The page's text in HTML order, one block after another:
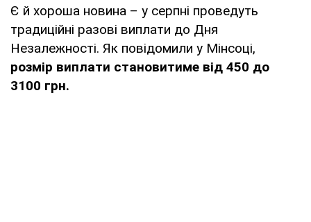
Є й хороша новина – у серпні проведуть
традиційні разові виплати до Дня
Незалежності. Як повідомили у Мінсоці,
розмір виплати становитиме від 450 до
3100 грн.